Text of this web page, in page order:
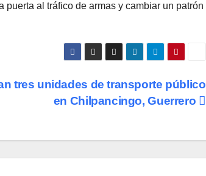
al tráfico de armas y cambiar un patrón
tres unidades de transporte público
en Chilpancingo, Guerrero